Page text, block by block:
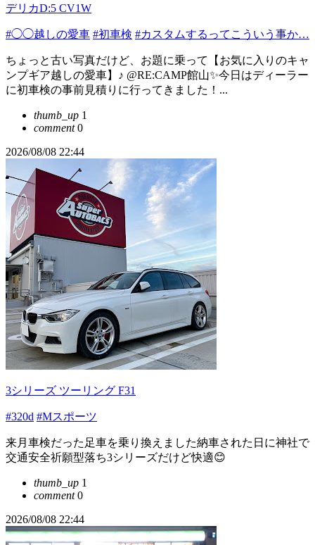
デリカD:5 CV1W
#◯◯越しの愛車 #初車検 #カスタムするってこういう事か…
ちょっと古い写真だけど、お題に乗って【お気に入りのキャ
ンプギア越しの愛車】♪ @RE:CAMP館山✨今日はディーラー
に初車検の事前見積りに行ってきました！...
thumb_up 1
comment0
2026/08/08 22:44
3シリーズ ツーリング F31
#320d #Mスポーツ
来月車検だった足車を乗り換えました納車された日に神社で
交通安全祈願型落ち3シリーズだけど快適😊
thumb_up 1
comment0
2026/08/08 22:44